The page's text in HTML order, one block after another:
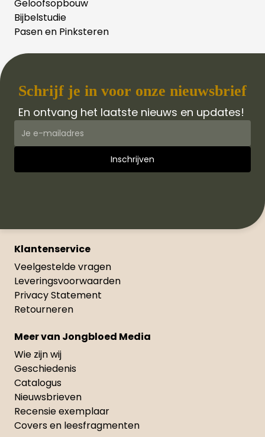
Geloofsopbouw
Bijbelstudie
Pasen en Pinksteren
Schrijf je in voor onze nieuwsbrief
En ontvang het laatste nieuws en updates!
Klantenservice
Veelgestelde vragen
Leveringsvoorwaarden
Privacy Statement
Retourneren
Meer van Jongbloed Media
Wie zijn wij
Geschiedenis
Catalogus
Nieuwsbrieven
Recensie exemplaar
Covers en leesfragmenten